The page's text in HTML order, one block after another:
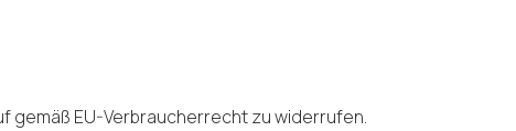
gemäß EU-Verbraucherrecht zu widerrufen.